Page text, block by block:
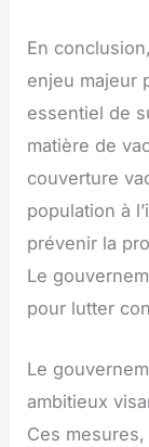
En
enjeu majeur
essentiel de
matière de
couverture
population à
prévenir la
Le
pour lutter
Le
ambitieux
Ces